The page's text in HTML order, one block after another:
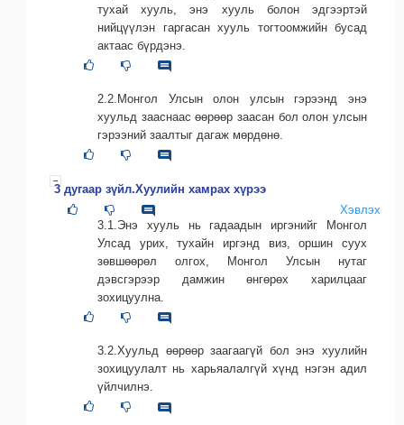
тухай хууль, энэ хууль болон эдгээртэй
нийцүүлэн гаргасан хууль тогтоомжийн бусад
актаас бүрдэнэ.
2.2.Монгол Улсын олон улсын гэрээнд энэ
хуульд зааснаас өөрөөр заасан бол олон улсын
гэрээний заалтыг дагаж мөрдөнө.
3 дугаар зүйл.Хуулийн хамрах хүрээ
Хэвлэх
3.1.Энэ хууль нь гадаадын иргэнийг Монгол
Улсад урих, тухайн иргэнд виз, оршин суух
зөвшөөрөл олгох, Монгол Улсын нутаг
дэвсгэрээр дамжин өнгөрөх харилцааг
зохицуулна.
3.2.Хуульд өөрөөр заагаагүй бол энэ хуулийн
зохицуулалт нь харьяалалгүй хүнд нэгэн адил
үйлчилнэ.